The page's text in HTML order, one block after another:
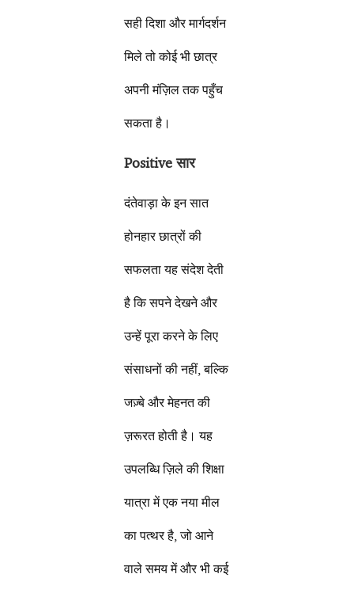
सही दिशा और मार्गदर्शन
मिले तो कोई भी छात्र
अपनी मंज़िल तक पहुँच
सकता है।
Positive सार
दंतेवाड़ा के इन सात
होनहार छात्रों की
सफलता यह संदेश देती
है कि सपने देखने और
उन्हें पूरा करने के लिए
संसाधनों की नहीं, बल्कि
जज़्बे और मेहनत की
ज़रूरत होती है। यह
उपलब्धि ज़िले की शिक्षा
यात्रा में एक नया मील
का पत्थर है, जो आने
वाले समय में और भी कई